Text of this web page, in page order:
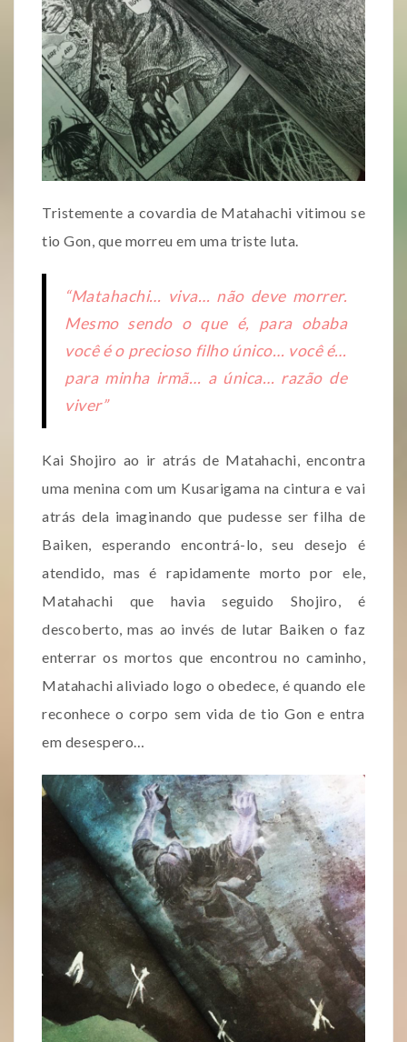
Tristemente a covardia de Matahachi vitimou se
tio Gon, que morreu em uma triste luta.
“Matahachi… viva… não deve morrer.
Mesmo sendo o que é, para obaba
você é o precioso filho único… você é…
para minha irmã… a única… razão de
viver”
Kai Shojiro ao ir atrás de Matahachi, encontra
uma menina com um Kusarigama na cintura e vai
atrás dela imaginando que pudesse ser filha de
Baiken, esperando encontrá-lo, seu desejo é
atendido, mas é rapidamente morto por ele,
Matahachi que havia seguido Shojiro, é
descoberto, mas ao invés de lutar Baiken o faz
enterrar os mortos que encontrou no caminho,
Matahachi aliviado logo o obedece, é quando ele
reconhece o corpo sem vida de tio Gon e entra
em desespero…